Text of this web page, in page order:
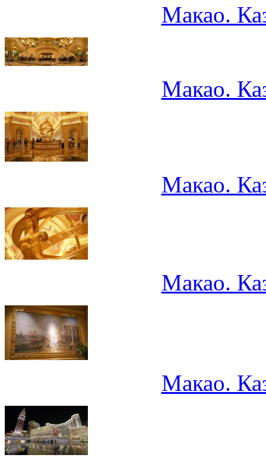
Макао.
Макао.
Макао.
Макао.
Макао.